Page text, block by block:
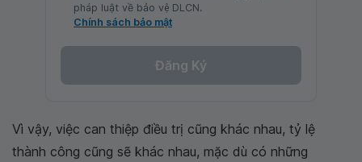
pháp luật về bảo vệ DLCN.
Chính sách bảo mật
Đăng Ký
Vì vậy, việc can thiệp điều trị cũng khác nhau, tỷ lệ
thành công cũng sẽ khác nhau, mặc dù có những